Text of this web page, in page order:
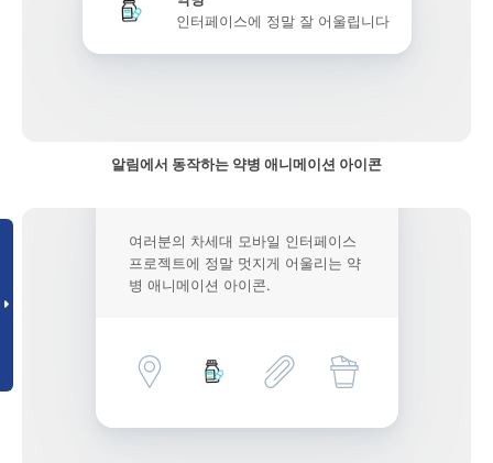
인터페이스에 정말 잘 어울립니다
알림에서 동작하는 약병 애니메이션 아이콘
여러분의 차세대 모바일 인터페이스
프로젝트에 정말 멋지게 어울리는 약
병 애니메이션 아이콘.